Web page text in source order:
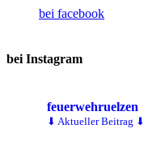
bei facebook
bei Instagram
feuerwehruelzen
⬇ Aktueller Beitrag ⬇